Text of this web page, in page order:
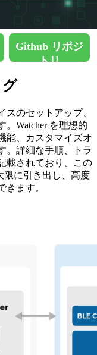
Github リポジ
トリ
グ
スのセットアップ、
Watcher を理想的
能、カスタマイズオ
。詳細な手順、トラ
載されており、この
限に引き出し、高度
きます。